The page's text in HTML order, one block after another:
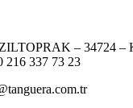
– 34724
216 337 73 23